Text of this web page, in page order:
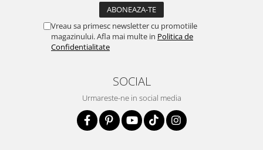
Vreau sa primesc newsletter cu promotiile
magazinului. Afla mai multe in Politica de
Confidentialitate
SOCIAL
Urmareste-ne in social media